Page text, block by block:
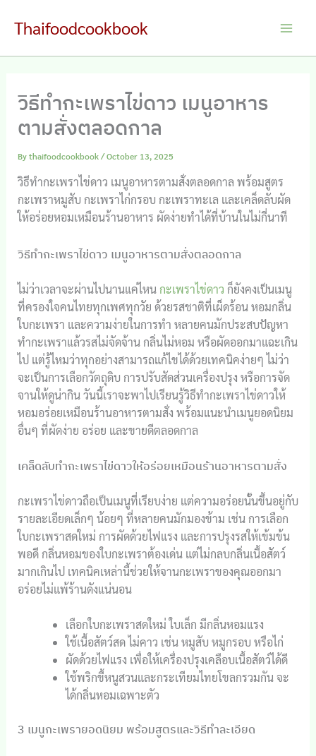
Thaifoodcookbook
วิธีทำกะเพราไข่ดาว เมนูอาหาร
ตามสั่งตลอดกาล
Bythaifoodcookbook/October 13, 2025
วิธีทำกะเพราไข่ดาว เมนูอาหารตามสั่งตลอดกาล พร้อมสูตร
กะเพราหมูสับ กะเพราไก่กรอบ กะเพราทะเล และเคล็ดลับผัด
ให้อร่อยหอมเหมือนร้านอาหาร ผัดง่ายทำได้ที่บ้านในไม่กี่นาที
วิธีทำกะเพราไข่ดาว เมนูอาหารตามสั่งตลอดกาล
ไม่ว่าเวลาจะผ่านไปนานแค่ไหน กะเพราไข่ดาว ก็ยังคงเป็นเมนู
ที่ครองใจคนไทยทุกเพศทุกวัย ด้วยรสชาติที่เผ็ดร้อน หอมกลิ่น
ใบกะเพรา และความง่ายในการทำ หลายคนมักประสบปัญหา
ทำกะเพราแล้วรสไม่จัดจ้าน กลิ่นไม่หอม หรือผัดออกมาแฉะเกิน
ไป แต่รู้ไหมว่าทุกอย่างสามารถแก้ไขได้ด้วยเทคนิคง่ายๆ ไม่ว่า
จะเป็นการเลือกวัตถุดิบ การปรับสัดส่วนเครื่องปรุง หรือการจัด
จานให้ดูน่ากิน วันนี้เราจะพาไปเรียนรู้วิธีทำกะเพราไข่ดาวให้
หอมอร่อยเหมือนร้านอาหารตามสั่ง พร้อมแนะนำเมนูยอดนิยม
อื่นๆ ที่ผัดง่าย อร่อย และขายดีตลอดกาล
เคล็ดลับทำกะเพราไข่ดาวให้อร่อยเหมือนร้านอาหารตามสั่ง
กะเพราไข่ดาวถือเป็นเมนูที่เรียบง่าย แต่ความอร่อยนั้นขึ้นอยู่กับ
รายละเอียดเล็กๆ น้อยๆ ที่หลายคนมักมองข้าม เช่น การเลือก
ใบกะเพราสดใหม่ การผัดด้วยไฟแรง และการปรุงรสให้เข้มข้น
พอดี กลิ่นหอมของใบกะเพราต้องเด่น แต่ไม่กลบกลิ่นเนื้อสัตว์
มากเกินไป เทคนิคเหล่านี้ช่วยให้จานกะเพราของคุณออกมา
อร่อยไม่แพ้ร้านดังแน่นอน
เลือกใบกะเพราสดใหม่ ใบเล็ก มีกลิ่นหอมแรง
ใช้เนื้อสัตว์สด ไม่คาว เช่น หมูสับ หมูกรอบ หรือไก่
ผัดด้วยไฟแรง เพื่อให้เครื่องปรุงเคลือบเนื้อสัตว์ได้ดี
ใช้พริกขี้หนูสวนและกระเทียมไทยโขลกรวมกัน จะ
ได้กลิ่นหอมเฉพาะตัว
3 เมนูกะเพรายอดนิยม พร้อมสูตรและวิธีทำละเอียด